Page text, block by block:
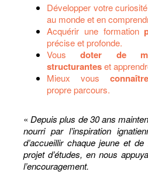
Développer votre
au monde et en
Acquérir une formation
précise et profonde.
Vousdoter de
structuranteset
Mieux vous connaître
propre parcours.
«Depuis plus de 30 ans
nourri par l’inspiration
d’accueillir chaque jeune et
projet d’études, en nous
l’encouragement.